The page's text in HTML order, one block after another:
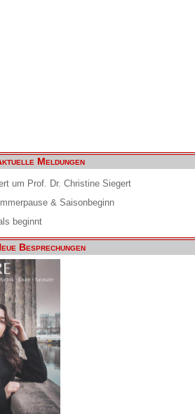
Meldungen
um Prof. Dr. Christine Siegert
& Saisonbeginn
beginnt
Besprechungen